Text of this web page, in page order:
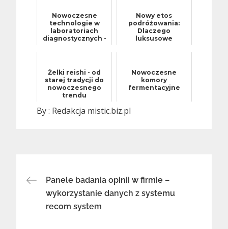
Nowoczesne
technologie w
laboratoriach
diagnostycznych -
Nowy etos
podróżowania:
Dlaczego
luksusowe
nowoczesnych ...
Żelki reishi - od
starej tradycji do
nowoczesnego
trendu
Nowoczesne
komory
fermentacyjne
By : Redakcja mistic.biz.pl
Nawigacja
wpisu
Panele badania opinii w firmie –
wykorzystanie danych z systemu
recom system